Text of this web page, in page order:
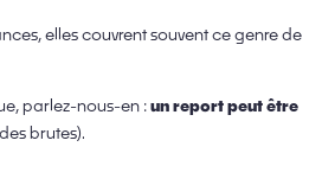
elles couvrent souvent ce genre de
parlez-nous-en :un report peut être
brutes).